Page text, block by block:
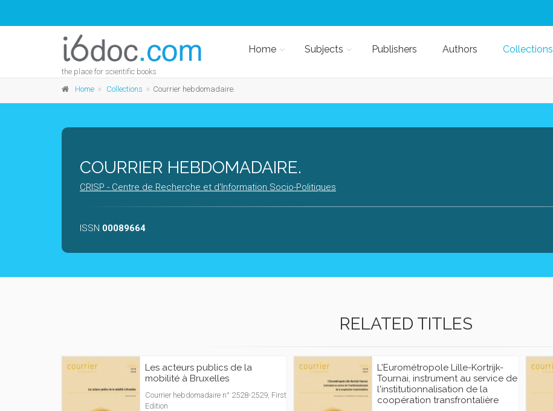
the place for scientific books
Home Subjects Publishers Authors Collections
Home Collections Courrier hebdomadaire.
COURRIER HEBDOMADAIRE.
CRISP - Centre de Recherche et d'Information Socio-Politiques
ISSN 00089664
RELATED TITLES
Les acteurs publics de la
mobilité à Bruxelles
Courrier hebdomadaire n° 2528-2529, First
Edition
L'Eurométropole Lille-Kortrijk-
Tournai, instrument au service de
l'institutionnalisation de la
coopération transfrontalière